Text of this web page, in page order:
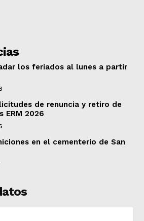
los feriados al lunes a partir
de renuncia y retiro de
ERM 2026
en el cementerio de San